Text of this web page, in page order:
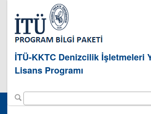
İTÜ-KKTC Denizcilik İşletmeleri
Lisans Programı